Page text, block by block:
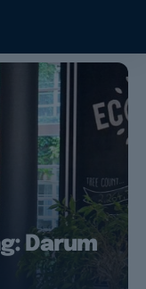
Darum